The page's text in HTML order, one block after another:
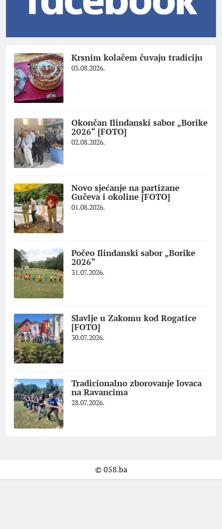
Krsnim kolačem čuvaju tradiciju
03.08.2026.
Okončan Ilindanski sabor „Borike
2026“ [FOTO]
02.08.2026.
Novo sjećanje na partizane
Gučeva i okoline [FOTO]
01.08.2026.
Počeo Ilindanski sabor „Borike
2026“
31.07.2026.
Slavlje u Zakomu kod Rogatice
[FOTO]
30.07.2026.
Tradicionalno zborovanje lovaca
na Ravancima
28.07.2026.
© 058.ba